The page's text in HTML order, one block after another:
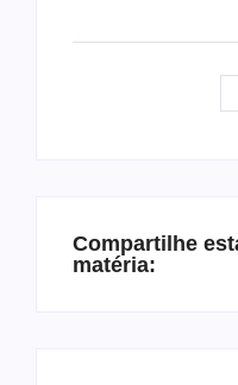
Compartilhe
matéria: